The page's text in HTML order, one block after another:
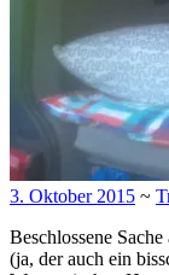
3. Oktober 2015 ~
Beschlossene
(ja, der auch ein